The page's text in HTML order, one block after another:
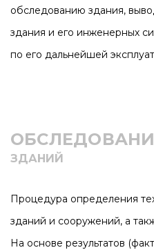
обследованию здания,
здания и его инженерных
по его дальнейшей
ЗДАНИЙ
Процедура определения
зданий и сооружений, а
На основе результатов